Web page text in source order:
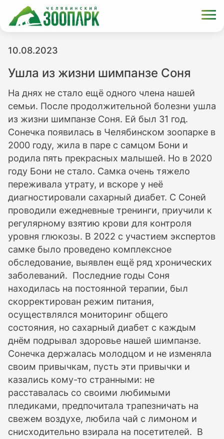
10.08.2023
Ушла из жизни шимпанзе Соня
На днях не стало ещё одного члена нашей
семьи. После продолжительной болезни ушла
из жизни шимпанзе Соня. Ей был 31 год.
Сонечка появилась в Челябинском зоопарке в
2000 году, жила в паре с самцом Бони и
родила пять прекрасных малышей. Но в 2020
году Бони не стало. Самка очень тяжело
переживала утрату, и вскоре у неё
диагностировали сахарный диабет. С Соней
проводили ежедневные тренинги, приучили к
регулярному взятию крови для контроля
уровня глюкозы. В 2022 с участием экспертов
самке было проведено комплексное
обследование, выявлен ещё ряд хронических
заболеваний. Последние годы Соня
находилась на постоянной терапии, был
скорректирован режим питания,
осуществлялся мониторинг общего
состояния, но сахарный диабет с каждым
днём подрывал здоровье нашей шимпанзе.
Сонечка держалась молодцом и не изменяла
своим привычкам, пусть эти привычки и
казались кому-то странными: не
расставалась со своими любимыми
пледиками, предпочитала трапезничать на
свежем воздухе, любила чай с лимоном и
снисходительно взирала на посетителей. В